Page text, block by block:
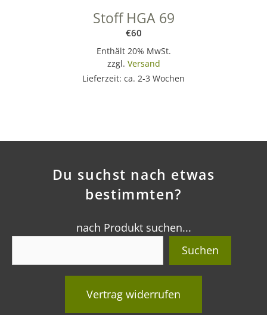
Stoff HGA 69
€60
Enthält 20% MwSt.
zzgl. Versand
Lieferzeit: ca. 2-3 Wochen
Du suchst nach etwas
bestimmten?
nach Produkt suchen...
Suchen
Vertrag widerrufen